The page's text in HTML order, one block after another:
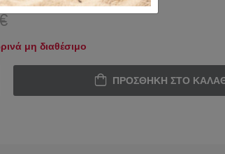
μη διαθέσιμο
ΠΡΟΣΘΉΚΗ ΣΤΟ